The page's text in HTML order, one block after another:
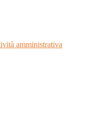
amministrativa